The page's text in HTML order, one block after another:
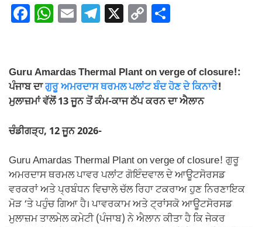
F
e
b
o
o
k
W
s
A
p
p
E T
gr
a
m
X C
y
Li
n
e
Guru Amardas Thermal Plant on verge of closure!:
ਪੰਜਾਬ ਦਾਗੁਰੂ ਅਮਰਦਾਸ ਥਰਮਲ ਪਲਾਂਟ ਬੰਦ ਹੋਣ ਦੇ ਕਿਨਾਰੇ!
ਮੁਲਾਜ਼ਮਾਂ ਵੱਲੋਂ 13 ਜੂਨ ਤੋਂ ਕੰਮ-ਕਾਜ ਠੱਪ ਕਰਨ ਦਾ ਐਲਾਨ
ਚੰਡੀਗੜ੍ਹ, 12 ਜੂਨ 2026-
Guru Amardas Thermal Plant on verge of closure! ਗੁਰੂ
ਅਮਰਦਾਸ ਥਰਮਲ ਪਾਵਰ ਪਲਾਂਟ ਗੋਇੰਦਵਾਲ ਦੇ ਆਊਟਸੋਰਸਡ
ਵਰਕਰਾਂ ਅਤੇ ਪ੍ਰਬੰਧਨ ਵਿਚਾਲੇ ਚੱਲ ਰਿਹਾ ਟਕਰਾਅ ਹੁਣ ਨਿਰਣਾਇਕ
ਮੋੜ ‘ਤੇ ਪਹੁੰਚ ਗਿਆ ਹੈ। ਪਾਵਰਕਾਮ ਅਤੇ ਟ੍ਰਾਂਸਕੋ ਆਊਟਸੋਰਸਡ
ਮੁਲਾਜ਼ਮ ਤਾਲਮੇਲ ਕਮੇਟੀ (ਪੰਜਾਬ) ਨੇ ਐਲਾਨ ਕੀਤਾ ਹੈ ਕਿ ਜੇਕਰ